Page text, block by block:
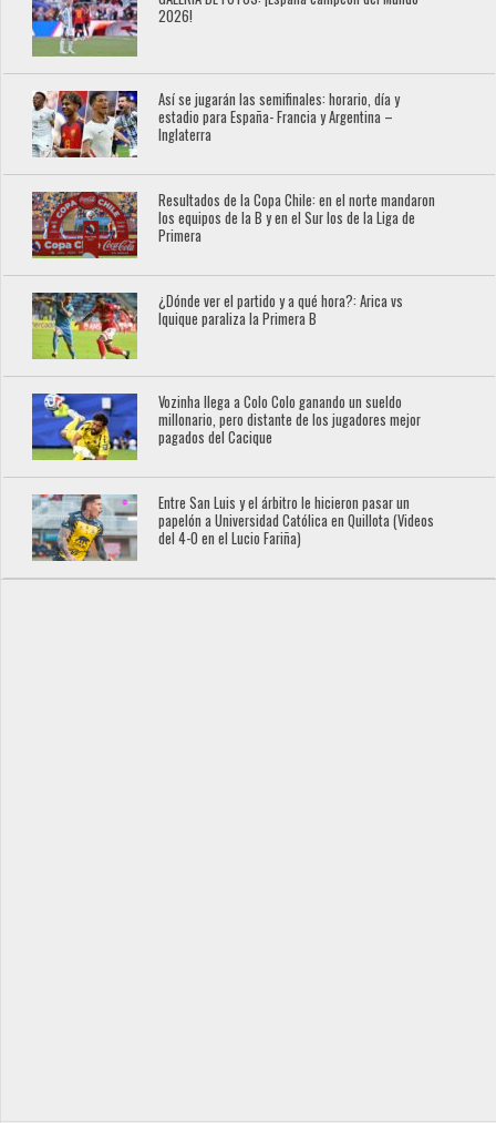
2026!
Así se jugarán las semifinales: horario, día y
estadio para España- Francia y Argentina –
Inglaterra
Resultados de la Copa Chile: en el norte mandaron
los equipos de la B y en el Sur los de la Liga de
Primera
¿Dónde ver el partido y a qué hora?: Arica vs
Iquique paraliza la Primera B
Vozinha llega a Colo Colo ganando un sueldo
millonario, pero distante de los jugadores mejor
pagados del Cacique
Entre San Luis y el árbitro le hicieron pasar un
papelón a Universidad Católica en Quillota (Videos
del 4-0 en el Lucio Fariña)